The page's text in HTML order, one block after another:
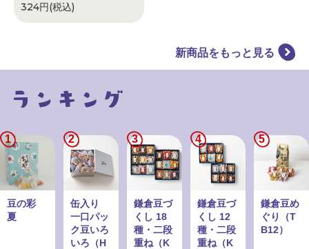
324円(税込)
新商品をもっと見る
1
豆の彩
夏
2
缶入り
一口パッ
ク豆いろ
いろ（H
3
鎌倉豆づ
くし 18
種・二段
重ね（K
4
鎌倉豆づ
くし 12
種・二段
重ね（K
5
鎌倉豆め
ぐり（T
B12）